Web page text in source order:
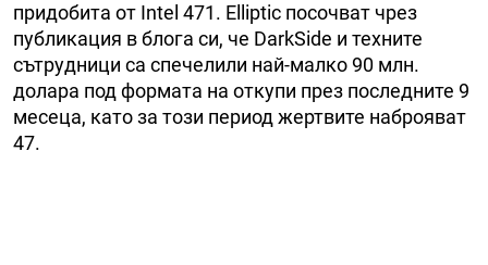
придобита от Intel 471. Elliptic посочват чрез
публикация в блога си, че DarkSide и техните
сътрудници са спечелили най-малко 90 млн.
долара под формата на откупи през последните 9
месеца, като за този период жертвите наброяват
47.